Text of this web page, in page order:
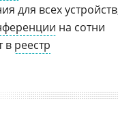
для всех
на сотни
в реестр